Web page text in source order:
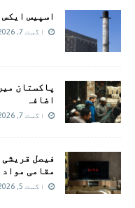
اسپیس
اگست 7, 2026
اضافہ
اگست 7, 2026
فیصل
مقامی
اگست 5, 2026